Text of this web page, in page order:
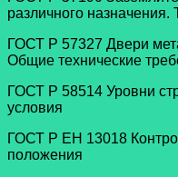
различного
ГОСТ Р 57327 Двери
Общие технические
ГОСТ Р 58514 Уровни
условия
ГОСТ Р ЕН 13018
положения